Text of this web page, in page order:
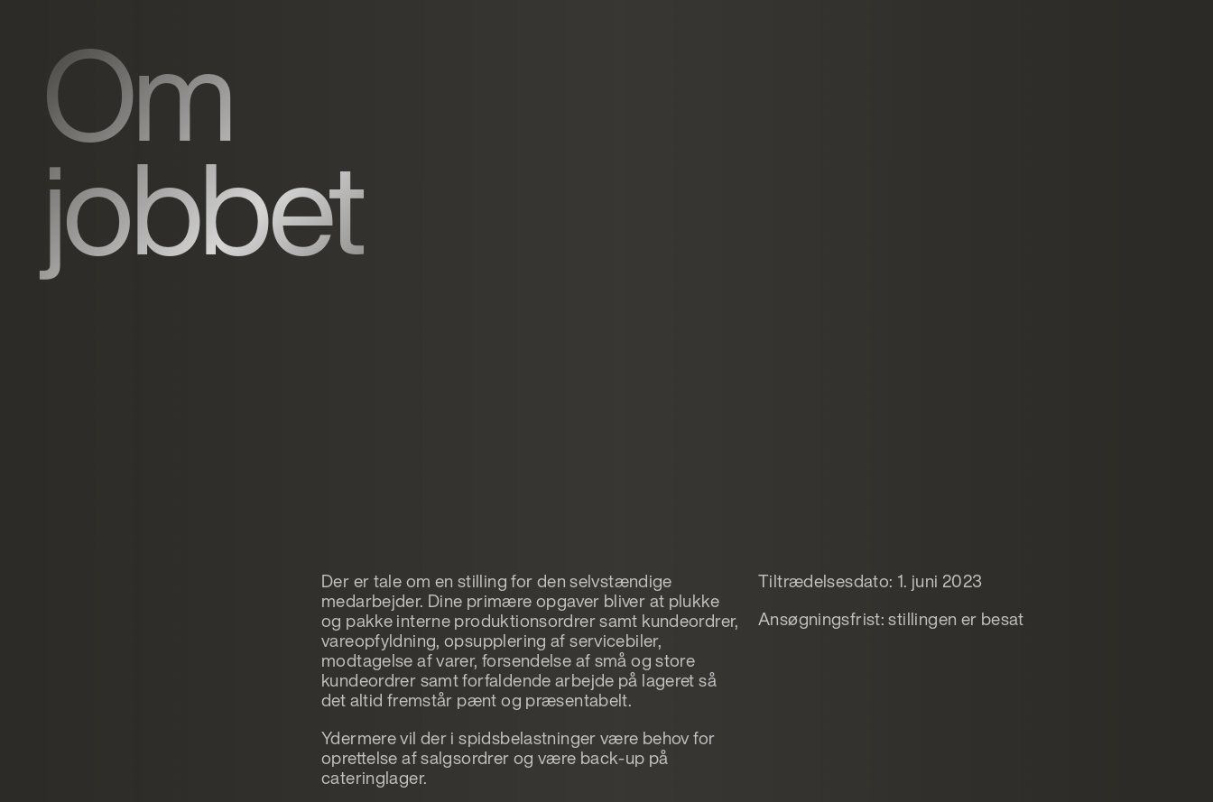
Om
jobbet
Der er tale om en stilling for den selvstændige
medarbejder. Dine primære opgaver bliver at plukke
og pakke interne produktionsordrer samt kundeordrer,
vareopfyldning, opsupplering af servicebiler,
modtagelse af varer, forsendelse af små og store
kundeordrer samt forfaldende arbejde på lageret så
det altid fremstår pænt og præsentabelt.
Ydermere vil der i spidsbelastninger være behov for
oprettelse af salgsordrer og være back-up på
cateringlager.
Tiltrædelsesdato: 1. juni 2023
Ansøgningsfrist: stillingen er besat